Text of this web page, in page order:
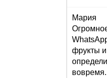
Мария
фрукты